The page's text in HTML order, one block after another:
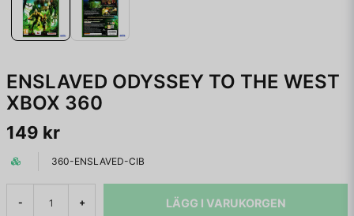
ENSLAVED ODYSSEY TO THE WEST
XBOX 360
149 kr
360-ENSLAVED-CIB
- + LÄGG I VARUKORGEN